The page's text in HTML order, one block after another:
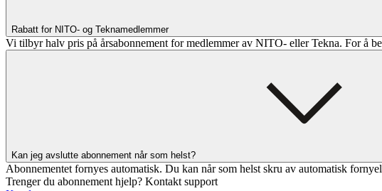
Rabatt for NITO- og Teknamedlemmer
Vi tilbyr halv pris på årsabonnement for medlemmer av NITO- eller Tekna. For å
Kan jeg avslutte abonnement når som helst?
Abonnementet fornyes automatisk. Du kan når som helst skru av automatisk
Trenger du abonnement hjelp? Kontakt support